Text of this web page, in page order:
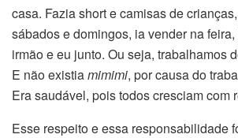
casa. Fazia short e camisas de
sábados e domingos, ia vender na
irmão e eu junto. Ou seja, trabalhamos
E não existiamimimi, por causa do
Era saudável, pois todos cresciam com
Esse respeito e essa responsabilidade